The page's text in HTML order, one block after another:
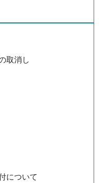
取消し
について